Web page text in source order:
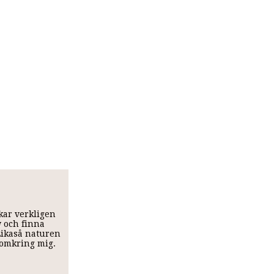
verkligen
och finna
naturen
mig.